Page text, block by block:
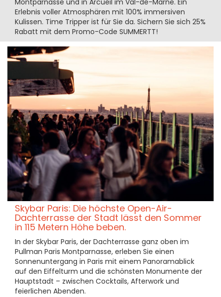
Montparnasse und in Arcueil im Val-de-Marne. Ein
Erlebnis voller Atmosphären mit 100% immersiven
Kulissen. Time Tripper ist für Sie da. Sichern Sie sich 25%
Rabatt mit dem Promo-Code SUMMERTT!
Skybar Paris: Die höchste Open-Air-
Dachterrasse der Stadt lässt den Sommer
in 115 Metern Höhe beben.
In der Skybar Paris, der Dachterrasse ganz oben im
Pullman Paris Montparnasse, erleben Sie einen
Sonnenuntergang in Paris mit einem Panoramablick
auf den Eiffelturm und die schönsten Monumente der
Hauptstadt – zwischen Cocktails, Afterwork und
feierlichen Abenden.